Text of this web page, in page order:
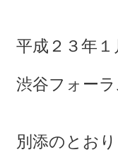
成２３年１
フォーラ
別添のとおり